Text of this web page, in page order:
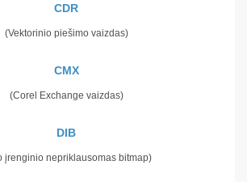
CDR
(Vektorinio piešimo vaizdas)
CMX
(Corel Exchange vaizdas)
DIB
įrenginio nepriklausomas bitmap)